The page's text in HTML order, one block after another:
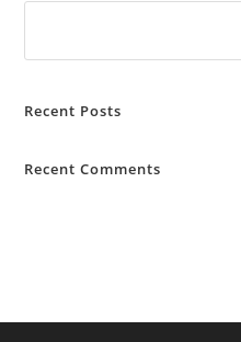
Recent Posts
Recent Comments